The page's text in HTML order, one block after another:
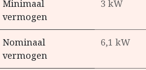
Minimaal
vermogen
3 kW
Nominaal
vermogen
6,1 kW